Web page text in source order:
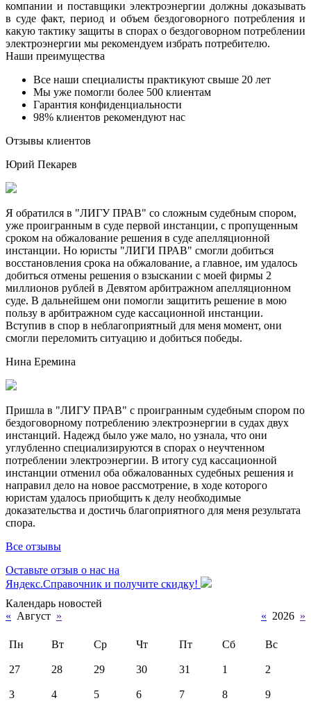
компании и поставщики электроэнергии должны доказывать
в суде факт, период и объем бездоговорного потребления и
какую тактику защиты в спорах о бездоговорном потреблении
электроэнергии мы рекомендуем избрать потребителю.
Наши преимущества
Все наши специалисты практикуют свыше 20 лет
Мы уже помогли более 500 клиентам
Гарантия конфиденциальности
98% клиентов рекомендуют нас
Отзывы клиентов
Юрий Пекарев
Я обратился в "ЛИГУ ПРАВ" со сложным судебным спором,
уже проигранным в суде первой инстанции, с пропущенным
сроком на обжалование решения в суде апелляционной
инстанции. Но юристы "ЛИГИ ПРАВ" смогли добиться
восстановления срока на обжалование, а главное, им удалось
добиться отмены решения о взыскании с моей фирмы 2
миллионов рублей в Девятом арбитражном апелляционном
суде. В дальнейшем они помогли защитить решение в мою
пользу в арбитражном суде кассационной инстанции.
Вступив в спор в неблагоприятный для меня момент, они
смогли переломить ситуацию и добиться победы.
Нина Еремина
Пришла в "ЛИГУ ПРАВ" с проигранным судебным спором по
бездоговорному потреблению электроэнергии в судах двух
инстанций. Надежд было уже мало, но узнала, что они
углубленно специализируются в спорах о неучтенном
потреблении электроэнергии. В итогу суд кассационной
инстанции отменил оба обжалованных судебных решения и
направил дело на новое рассмотрение, в ходе которого
юристам удалось приобщить к делу необходимые
доказательства и достичь благоприятного для меня результата
спора.
Все отзывы
Оставьте отзыв о нас на
Яндекс.Справочник и получите скидку!
Календарь новостей
« Август » « 2026 »
Пн Вт Ср Чт Пт Сб Вс
27 28 29 30 31 1 2
3 4 5 6 7 8 9